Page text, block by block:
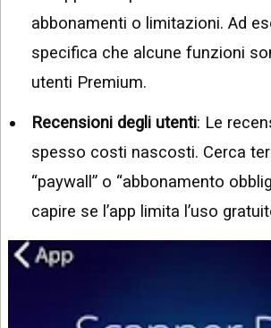
abbonamenti o limitazioni. Ad
specifica che alcune funzioni
utenti Premium.
Recensioni degli utenti: Le
spesso costi nascosti. Cerca
“paywall” o “abbonamento
capire se l’app limita l’uso